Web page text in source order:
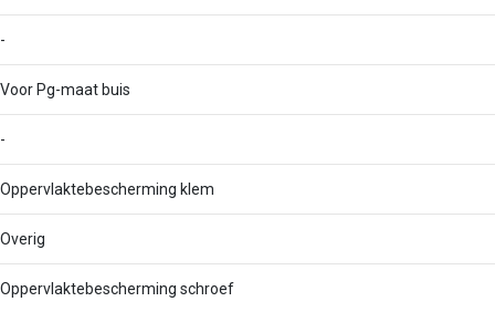
-
Voor Pg-maat buis
-
Oppervlaktebescherming klem
Overig
Oppervlaktebescherming schroef